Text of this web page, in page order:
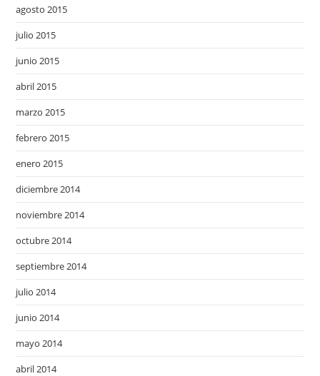
agosto 2015
julio 2015
junio 2015
abril 2015
marzo 2015
febrero 2015
enero 2015
diciembre 2014
noviembre 2014
octubre 2014
septiembre 2014
julio 2014
junio 2014
mayo 2014
abril 2014